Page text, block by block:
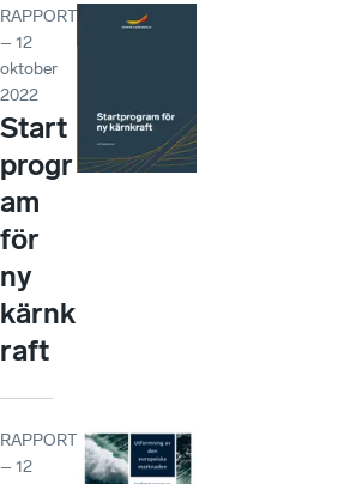
RAPPORT
– 12
oktober
2022
Start
progr
am
för
ny
kärnk
raft
RAPPORT
– 12